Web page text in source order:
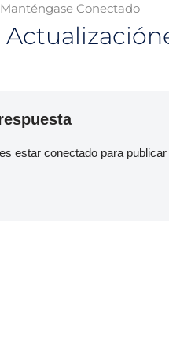
Manténgase Conectado
estarconectado para publicar